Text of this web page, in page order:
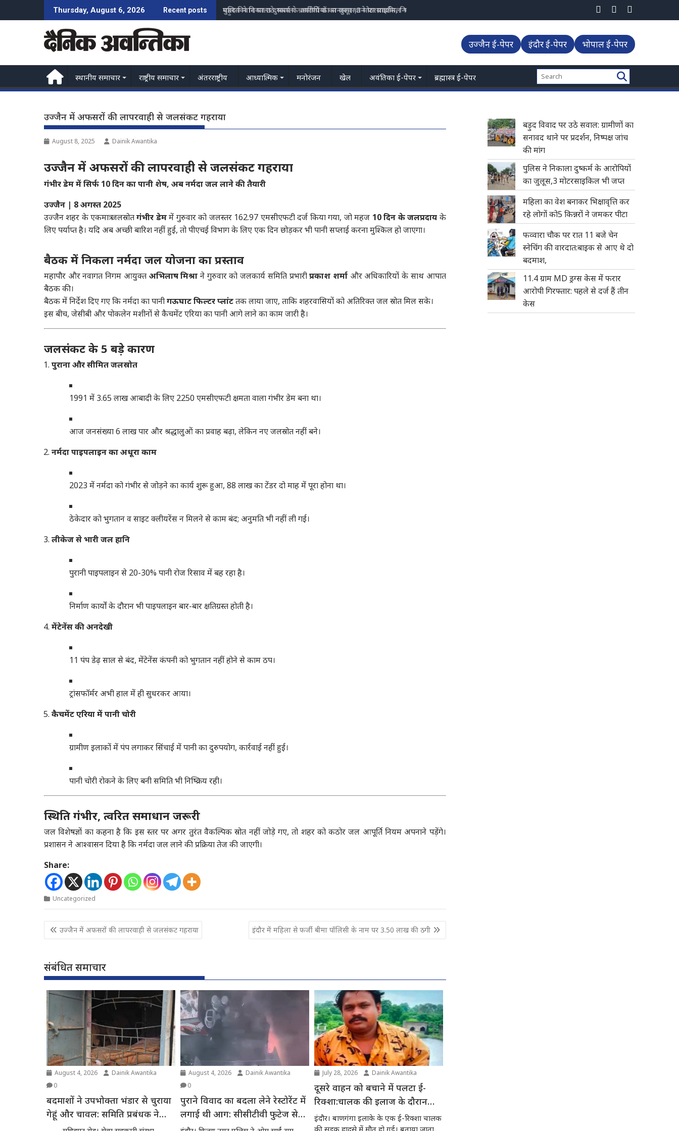
to
Thursday, August 6, 2026 Recent posts पुलिस ने निकाला दुष्कर्म के आरोपियों का जुलूस,3 मोटरसाइकिल भी जप्त
उज्जैन ई-पेपर इंदौर ई-पेपर भोपाल ई-पेपर
स्थानीय समाचार राष्ट्रीय समाचार अंतरराष्ट्रीय आध्यात्मिक मनोरंजन खेल अवंतिका ई-पेपर ब्रह्मास्त्र ई-पेपर
उज्जैन में अफसरों की लापरवाही से जलसंकट गहराया
August 8, 2025 Dainik Awantika
उज्जैन में अफसरों की लापरवाही से जलसंकट गहराया
गंभीर डेम में सिर्फ 10 दिन का पानी शेष, अब नर्मदा जल लाने की तैयारी
उज्जैन | 8 अगस्त 2025
उज्जैन शहर के एकमात्र जलस्रोतगंभीर डेममें गुरुवार को जलस्तर 162.97 एमसीएफटी दर्ज किया गया, जो महज 10 दिन के जलप्रदाय के
लिए पर्याप्त है। यदि अब अच्छी बारिश नहीं हुई, तो पीएचई विभाग के लिए एक दिन छोड़कर भी पानी सप्लाई करना मुश्किल हो जाएगा।
बैठक में निकला नर्मदा जल योजना का प्रस्ताव
महापौर और नवागत निगम आयुक्त अभिलाष मिश्रा ने गुरुवार को जलकार्य समिति प्रभारीप्रकाश शर्मा और अधिकारियों के साथ आपात
बैठक की।
बैठक में निर्देश दिए गए कि नर्मदा का पानीगऊघाट फिल्टर प्लांटतक लाया जाए, ताकि शहरवासियों को अतिरिक्त जल स्रोत मिल सके।
इस बीच, जेसीबी और पोकलेन मशीनों से कैचमेंट एरिया का पानी आगे लाने का काम जारी है।
जलसंकट के 5 बड़े कारण
पुराना और सीमित जलस्रोत
1991 में 3.65 लाख आबादी के लिए 2250 एमसीएफटी क्षमता वाला गंभीर डेम बना था।
आज जनसंख्या 6 लाख पार और श्रद्धालुओं का प्रवाह बढ़ा, लेकिन नए जलस्रोत नहीं बने।
नर्मदा पाइपलाइन का अधूरा काम
2023 में नर्मदा को गंभीर से जोड़ने का कार्य शुरू हुआ, 88 लाख का टेंडर दो माह में पूरा होना था।
ठेकेदार को भुगतान व साइट क्लीयरेंस न मिलने से काम बंद; अनुमति भी नहीं ली गई।
लीकेज से भारी जल हानि
पुरानी पाइपलाइन से 20-30% पानी रोज रिसाव में बह रहा है।
निर्माण कार्यों के दौरान भी पाइपलाइन बार-बार क्षतिग्रस्त होती है।
मेंटेनेंस की अनदेखी
11 पंप डेढ़ साल से बंद, मेंटेनेंस कंपनी को भुगतान नहीं होने से काम ठप।
ट्रांसफॉर्मर अभी हाल में ही सुधरकर आया।
कैचमेंट एरिया में पानी चोरी
ग्रामीण इलाकों में पंप लगाकर सिंचाई में पानी का दुरुपयोग, कार्रवाई नहीं हुई।
पानी चोरी रोकने के लिए बनी समिति भी निष्क्रिय रही।
स्थिति गंभीर, त्वरित समाधान जरूरी
जल विशेषज्ञों का कहना है कि इस स्तर पर अगर तुरंत वैकल्पिक स्रोत नहीं जोड़े गए, तो शहर को कठोर जल आपूर्ति नियम अपनाने पड़ेंगे।
प्रशासन ने आश्वासन दिया है कि नर्मदा जल लाने की प्रक्रिया तेज की जाएगी।
Share:
Uncategorized
Post
navigation
उज्जैन में अफसरों की लापरवाही से जलसंकट गहराया इंदौर में महिला से फर्जी बीमा पॉलिसी के नाम पर 3.50 लाख की ठगी
संबंधित समाचार
August 4, 2026
Dainik Awantika
0
बदमाशों ने उपभोक्ता भंडार से चुराया
गेहूं और चावल: समिति प्रबंधक ने
दिया थाने में आवेदन
August 4, 2026
Dainik Awantika
0
पुराने विवाद का बदला लेने रेस्टोरेंट में
लगाई थी आग: सीसीटीवी फुटेज से
आरोपी गिरफ्तार
July 28, 2026 Dainik Awantika
दूसरे वाहन को बचाने में पलटा ई-
रिक्शा:चालक की इलाज के दौरान
मौत
इंदौर। बाणगंगा इलाके के एक ई-रिक्शा चालक
की सड़क हादसे में मौत हो गई। बताया जाता...
बड़ुद विवाद पर उठे सवाल: ग्रामीणों का
सनावद थाने पर प्रदर्शन, निष्पक्ष जांच
की मांग
पुलिस ने निकाला दुष्कर्म के आरोपियों
का जुलूस,3 मोटरसाइकिल भी जप्त
महिला का वेश बनाकर भिक्षावृत्ति कर
रहे लोगों को5 किन्नरों ने जमकर पीटा
फव्वारा चौक पर रात 11 बजे चेन
स्नेचिंग की वारदात:बाइक से आए थे दो
बदमाश,
11.4 ग्राम MD ड्रग्स केस में फरार
आरोपी गिरफ्तार: पहले से दर्ज हैं तीन
केस